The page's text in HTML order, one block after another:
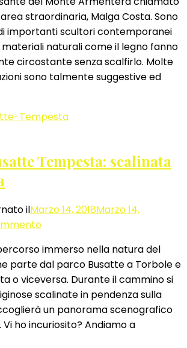
Borgo
Valsugana:
percorso
creativo
straordinaria, Malga Costa. Sono
importanti scultori contemporanei
naturali come il legno fanno
circostante senza scalfirlo. Molte
sono talmente suggestive ed
Tempesta: scalinata
ilMarzo 14, 2018Marzo 14,
su
Busatte
Tempesta:
scalinata
panoramica
immerso nella natura del
parte dal parco Busatte a Torbole e
o viceversa. Durante il cammino si
scalinate in pendenza sulla
un panorama scenografico
ho incuriosito? Andiamo a